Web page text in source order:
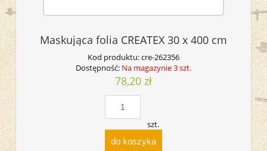
Maskująca folia CREATEX 30 x 400 cm
Kod produktu:cre-262356
Dostępność: Na magazynie 3 szt.
78,20 zł
szt.
do koszyka